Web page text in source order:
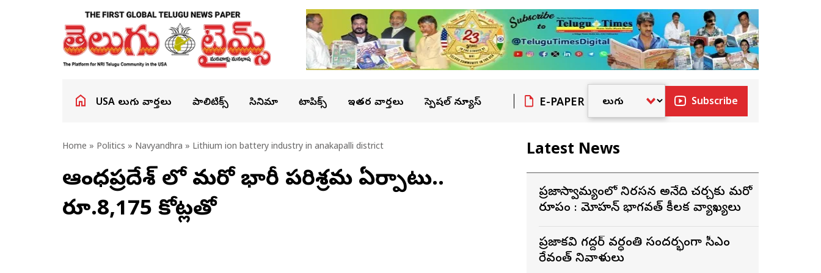
USA తెలుగు వార్తలు పాలిటిక్స్ సినిమా టాపిక్స్ ఇతర వార్తలు స్పెషల్ న్యూస్ E-PAPER Subscribe
Home » Politics » Navyandhra » Lithium ion battery industry in anakapalli district
ఆంధ్రప్రదేశ్ లో మరో భారీ పరిశ్రమ ఏర్పాటు..
రూ.8,175 కోట్లతో
Latest News
ప్రజాస్వామ్యంలో నిరసన అనేది చర్చకు మరో
రూపం : మోహన్ భాగవత్ కీలక వ్యాఖ్యలు
ప్రజాకవి గద్దర్‌ వర్ధంతి సందర్భంగా సీఎం
రేవంత్‌ నివాళులు